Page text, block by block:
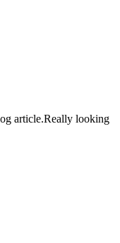
article.Really looking